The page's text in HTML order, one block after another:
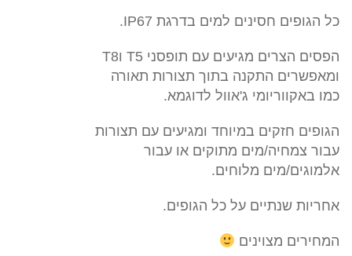
כל הגופים חסינים למים בדרגת IP67.
הפסים הצרים מגיעים עם תופסני T5 וT8
ומאפשרים התקנה בתוך תצורות תאורה
כמו באקווריומי ג'אוול לדוגמא.
הגופים חזקים במיוחד ומגיעים עם תצורות
עבור צמחיה/מים מתוקים או עבור
אלמוגים/מים מלוחים.
אחריות שנתיים על כל הגופים.
המחירים מצוינים